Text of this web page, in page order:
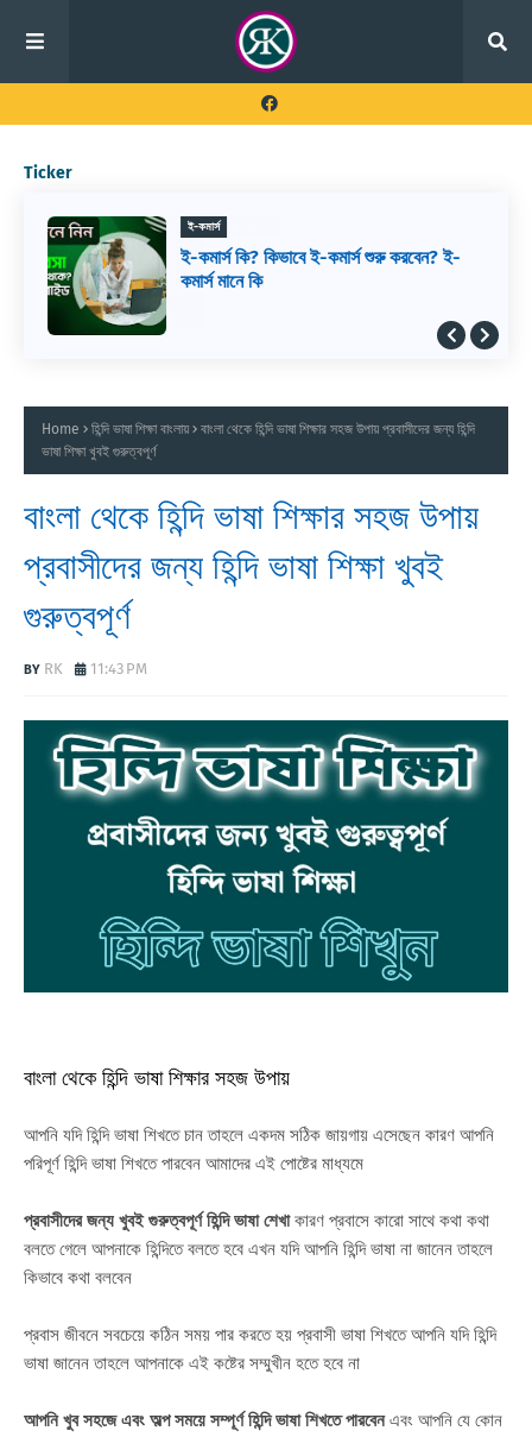
Ticker
ই-কমার্স
ই-কমার্স কি? কিভাবে ই-কমার্স শুরু করবেন? ই-
কমার্স মানে কি
Home হিন্দি ভাষা শিক্ষা বাংলায়
বাংলা থেকে হিন্দি ভাষা শিক্ষার সহজ উপায় প্রবাসীদের জন্য হিন্দি
ভাষা শিক্ষা খুবই গুরুত্বপূর্ণ
বাংলা থেকে হিন্দি ভাষা শিক্ষার সহজ উপায়
প্রবাসীদের জন্য হিন্দি ভাষা শিক্ষা খুবই
গুরুত্বপূর্ণ
RK 11:43 PM
বাংলা থেকে হিন্দি ভাষা শিক্ষার সহজ উপায়
আপনি যদি হিন্দি ভাষা শিখতে চান তাহলে একদম সঠিক জায়গায় এসেছেন কারণ আপনি
পরিপূর্ণ হিন্দি ভাষা শিখতে পারবেন আমাদের এই পোষ্টের মাধ্যমে
প্রবাসীদের জন্য খুবই গুরুত্বপূর্ণ হিন্দি ভাষা শেখাকারণ প্রবাসে কারো সাথে কথা কথা
বলতে গেলে আপনাকে হিন্দিতে বলতে হবে এখন যদি আপনি হিন্দি ভাষা না জানেন তাহলে
কিভাবে কথা বলবেন
প্রবাস জীবনে সবচেয়ে কঠিন সময় পার করতে হয় প্রবাসী ভাষা শিখতে আপনি যদি হিন্দি
ভাষা জানেন তাহলে আপনাকে এই কষ্টের সম্মুখীন হতে হবে না
আপনি খুব সহজে এবং অল্প সময়ে সম্পূর্ণ হিন্দি ভাষা শিখতে পারবেনএবং আপনি যে কোন